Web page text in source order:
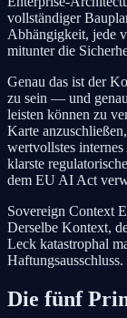
vollständiger
Abhängigkeit, jede
mitunter die
Genau das ist der
zu sein — und
leisten können zu
Karte
wertvollstes
klarste
dem EU AI Act
Sovereign Context
Derselbe Kontext,
Leck katastrophal
Die fünf